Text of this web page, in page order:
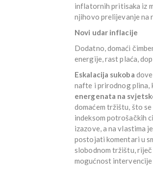
inflatornih pritisaka iz
njihovo prelijevanje na
Novi udar inflacije
Dodatno, domaći
energije, rast plaća,
Eskalacija sukoba
nafte i prirodnog plina,
energenata na
domaćem tržištu, što
indeksom potrošačkih
izazove, a na vlastima
postojati komentari u
slobodnom tržištu,
mogućnost